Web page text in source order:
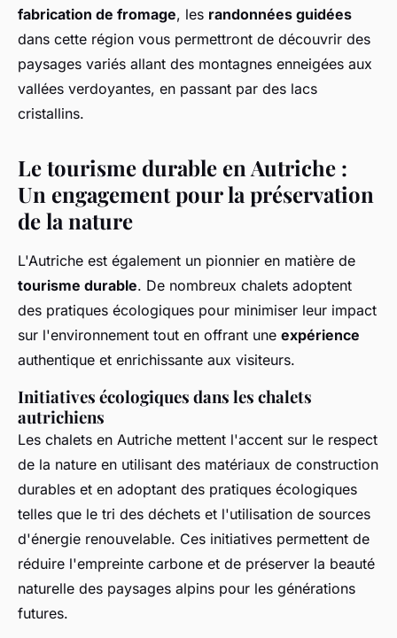
fabrication de fromage, les randonnées guidées
dans cette région vous permettront de découvrir des
paysages variés allant des montagnes enneigées aux
vallées verdoyantes, en passant par des lacs
cristallins.
Le tourisme durable en Autriche :
Un engagement pour la préservation
de la nature
L'Autriche est également un pionnier en matière de
tourisme durable. De nombreux chalets adoptent
des pratiques écologiques pour minimiser leur impact
sur l'environnement tout en offrant une expérience
authentique et enrichissante aux visiteurs.
Initiatives écologiques dans les chalets
autrichiens
Les chalets en Autriche mettent l'accent sur le respect
de la nature en utilisant des matériaux de construction
durables et en adoptant des pratiques écologiques
telles que le tri des déchets et l'utilisation de sources
d'énergie renouvelable. Ces initiatives permettent de
réduire l'empreinte carbone et de préserver la beauté
naturelle des paysages alpins pour les générations
futures.